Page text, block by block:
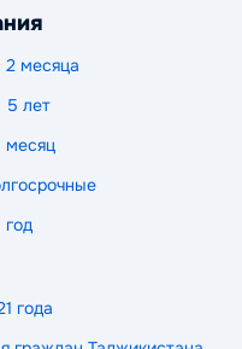
2 месяца
5 лет
месяц
год
года